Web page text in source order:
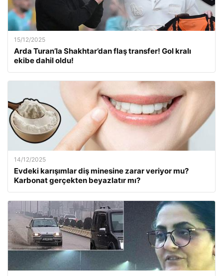
15/12/2025
Arda Turan’la Shakhtar’dan flaş transfer! Gol kralı
ekibe dahil oldu!
14/12/2025
Evdeki karışımlar diş minesine zarar veriyor mu?
Karbonat gerçekten beyazlatır mı?